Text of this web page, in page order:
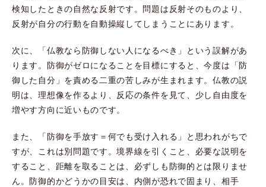
検知したときの自然な反射です。問題は反射そのものより、
反射が自分の行動を自動操縦してしまうことにあります。
次に、「仏教なら防御しない人になるべき」という誤解があ
ります。防御がゼロになることを目標にすると、今度は「防
御した自分」を責める二重の苦しみが生まれます。仏教の説
明は、理想像を作るより、反応の条件を見て、少し自由度を
増やす方向に近いものです。
また、「防御を手放す＝何でも受け入れる」と思われがちで
すが、これは別問題です。境界線を引くこと、必要な説明を
すること、距離を取ることは、必ずしも防御的とは限りませ
ん。防御的かどうかの目安は、内側が恐れで固まり、相手